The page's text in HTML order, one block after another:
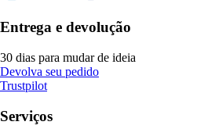
Entrega e devolução
30 dias para mudar de ideia
Devolva seu pedido
Trustpilot
Serviços